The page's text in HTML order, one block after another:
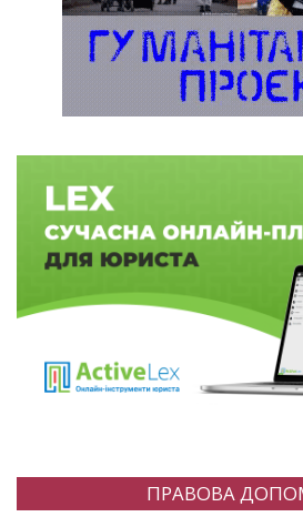
ПРАВОВА